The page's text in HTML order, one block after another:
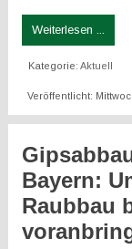
Weiterlesen ...
Kategorie:Aktuell
Veröffentlicht:
Bayern:
Raubbau